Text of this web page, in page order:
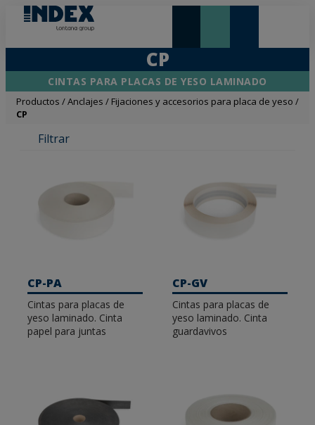
CP
CINTAS PARA PLACAS DE YESO LAMINADO
Productos /Anclajes / Fijaciones y accesorios para placa de yeso /
CP
Filtrar
CP-PA
Cintas para placas de
yeso laminado. Cinta
papel para juntas
CP-GV
Cintas para placas de
yeso laminado. Cinta
guardavivos